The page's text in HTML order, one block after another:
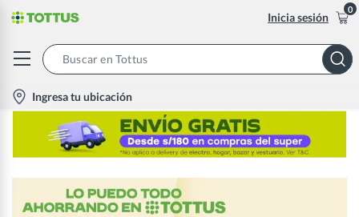
Inicia sesión
0
location-
icon
Ingresa tu ubicación